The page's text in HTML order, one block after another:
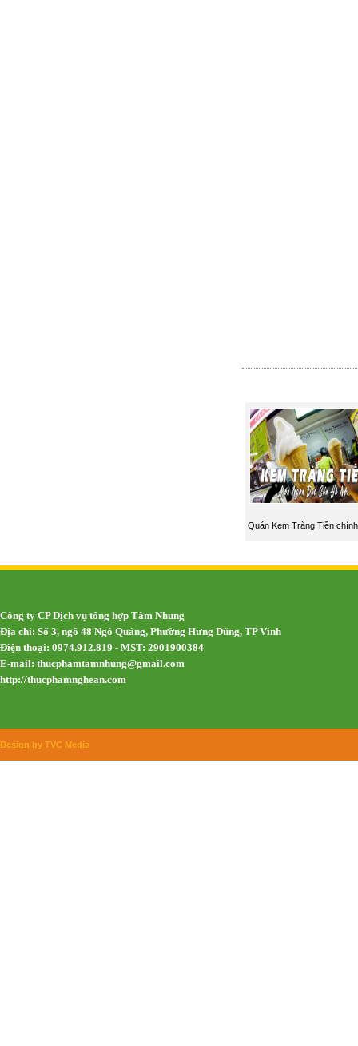
Quán Kem Tràng Tiền
Công ty CP Dịch vụ tổng hợp Tâm Nhung
Địa chỉ: Số 3, ngõ 48 Ngô Quảng, Phường Hưng Dũng, TP Vinh
Điện thoại: 0974.912.819 - MST: 2901900384
E-mail: thucphamtamnhung@gmail.com
http://thucphamnghean.com
Design by TVC Media